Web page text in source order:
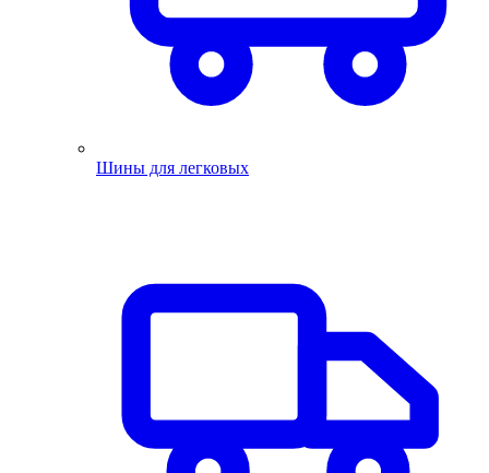
Шины для легковых